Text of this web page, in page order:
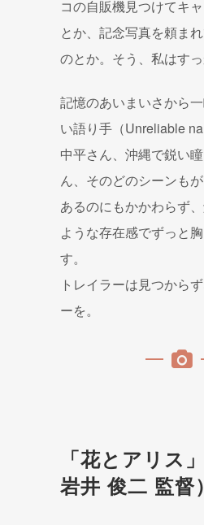
コの自販機見つけてキ
とか、記念写真を頼ま
のとか。そう、私はすっ
記憶のあいまいさから
い語り手（Unreliable
中平さん、沖縄で鋭い
ん、そのどのシーンも
あるのにもかかわらず
ような存在感でずっと
す。
トレイラーは見つから
ーを。
「花とアリス
岩井 俊二 監督）